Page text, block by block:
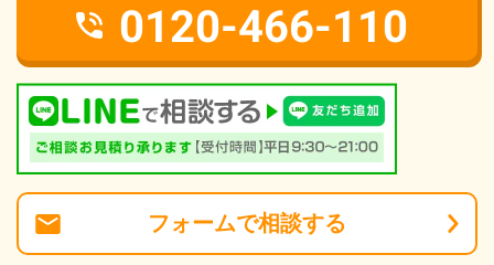
0120-466-110
フォームで相談する